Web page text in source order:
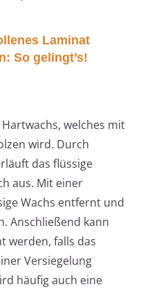
Laminat
So gelingt’s!
welches mit
wird. Durch
das flüssige
aus. Mit einer
Wachs entfernt und
Anschließend kann
werden, falls das
Versiegelung
häufig auch eine